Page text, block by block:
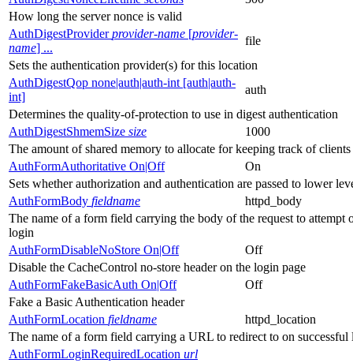
How long the server nonce is valid
AuthDigestProviderprovider-name [provider-
name] ...
file
Sets the authentication provider(s) for this location
AuthDigestQop none|auth|auth-int [auth|auth-
int]
auth
Determines the quality-of-protection to use in digest authentication
AuthDigestShmemSize size
1000
The amount of shared memory to allocate for keeping track of clients
AuthFormAuthoritative On|Off
On
Sets whether authorization and authentication are passed to lower
AuthFormBody fieldname
httpd_body
The name of a form field carrying the body of the request to attempt
login
AuthFormDisableNoStore On|Off
Off
Disable the CacheControl no-store header on the login page
AuthFormFakeBasicAuth On|Off
Off
Fake a Basic Authentication header
AuthFormLocation fieldname
httpd_location
The name of a form field carrying a URL to redirect to on successful
AuthFormLoginRequiredLocation url